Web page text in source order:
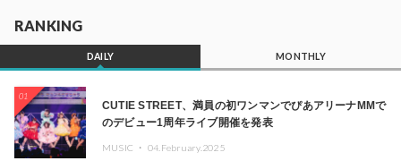
RANKING
DAILY MONTHLY
01
CUTIE STREET、満員の初ワンマンでぴあアリーナMMで
のデビュー1周年ライブ開催を発表
MUSIC ・ 04.February.2025